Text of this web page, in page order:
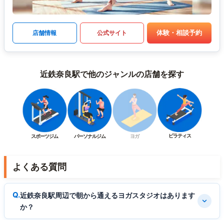
店舗情報 公式サイト 体験・相談予約
近鉄奈良駅で他のジャンルの店舗を探す
スポーツジム パーソナルジム ヨガ ピラティス
よくある質問
近鉄奈良駅周辺で朝から通えるヨガスタジオはあります
か？